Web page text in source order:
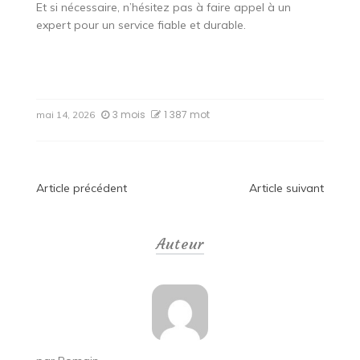
Et si nécessaire, n’hésitez pas à faire appel à un
expert pour un service fiable et durable.
mai 14, 2026 3 mois 1 387 mot
Navigation
Article précédent Article suivant
Auteur